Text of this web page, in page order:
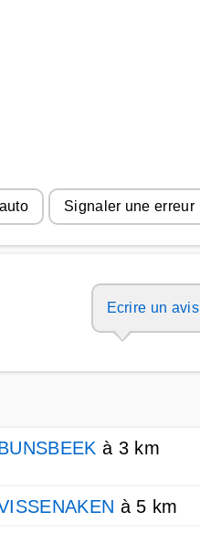
Signaler une erreur
Ecrire un avis
à 3 km
à 5 km